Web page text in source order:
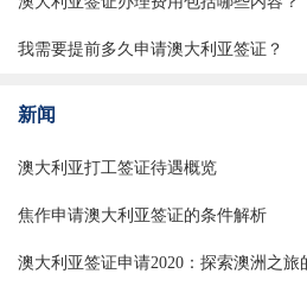
我需要提前多久申请澳大利亚签证？
新闻
澳大利亚打工签证待遇概览
焦作申请澳大利亚签证的条件解析